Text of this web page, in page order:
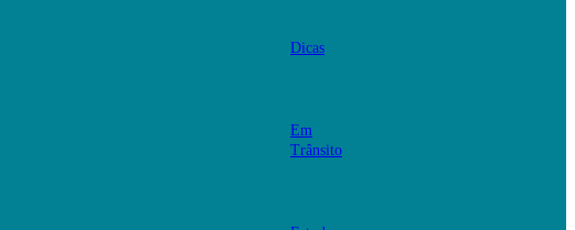
Dicas
Em
Trânsito